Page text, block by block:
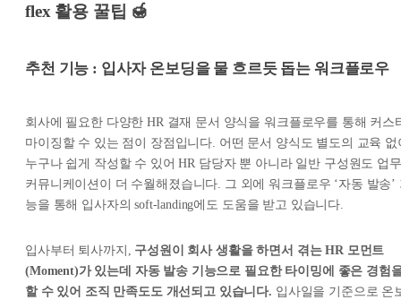
flex 활용 꿀팁 🍯
추천 기능 : 입사자 온보딩을 물 흐르듯 돕는 워크플로우
회사에 필요한 다양한 HR 결재 문서 양식을 워크플로우를 통해 커스
마이징할 수 있는 점이 장점입니다. 어떤 문서 양식도 별도의 교육 없
누구나 쉽게 작성할 수 있어 HR 담당자 뿐 아니라 일반 구성원도 업무
커뮤니케이션이 더 수월해졌습니다. 그 외에 워크플로우 ‘자동 발송’
능을 통해 입사자의 soft-landing에도 도움을 받고 있습니다.
입사부터 퇴사까지, 구성원이 회사 생활을 하면서 겪는 HR 모먼트
(Moment)가 있는데 자동 발송 기능으로 필요한 타이밍에 좋은 경험
할 수 있어 조직 만족도도 개선되고 있습니다. 입사일을 기준으로 온